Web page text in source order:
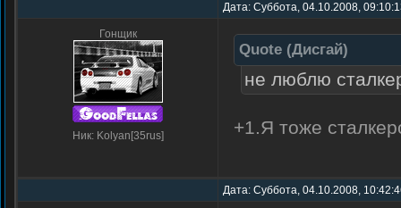
Дата: Суббота, 04.10.2008,
Гонщик
Ник: Kolyan[35rus]
Quote (Дисгай)
не люблю
+1.Я тоже
Дата: Суббота, 04.10.2008,